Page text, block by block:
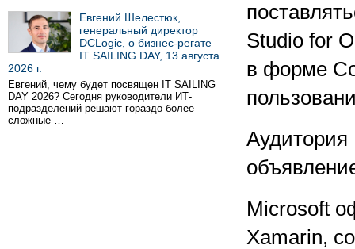
Евгений Шелестюк,
генеральный директор
DCLogic, о бизнес-регате
IT SAILING DAY, 13 августа
2026 г.
Евгений, чему будет посвящен IT SAILING
DAY 2026? Сегодня руководители ИТ-
подразделений решают гораздо более
сложные …
Studio for
в форме
Аудитория
Microsoft
Xamarin,